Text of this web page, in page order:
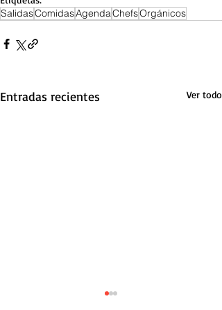
SalidasComidasAgendaChefsOrgánicos
Entradas recientes Ver todo